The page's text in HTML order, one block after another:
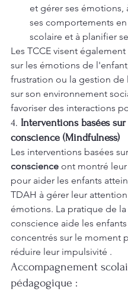
et gérer ses émotions,
ses comportements
scolaire et à planifier
Les TCCE visent
sur les émotions de
frustration ou la gestion de
sur son environnement
favoriser des interactions
4. Interventions basées
conscience (Mindfulness)
Les interventions basées
conscience ont montré
pour aider les enfants
TDAH à gérer leur
émotions. La pratique de
conscience aide les
concentrés sur le moment
réduire leur impulsivité .
Accompagnement
pédagogique :